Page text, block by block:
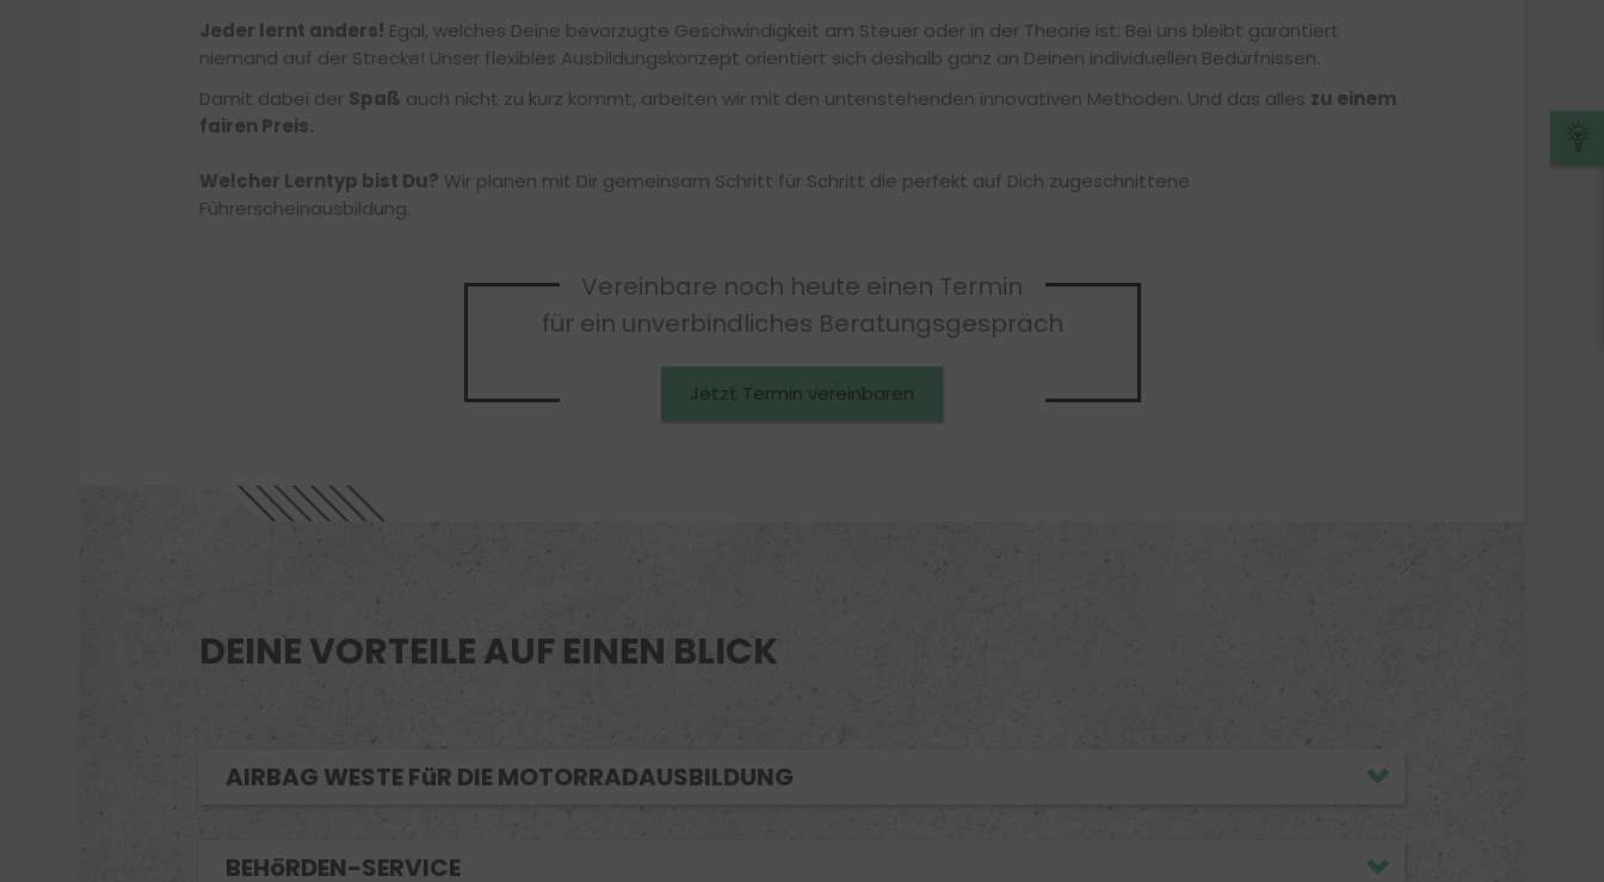
Jeder lernt anders! Egal, welches Deine bevorzugte Geschwindigkeit am Steuer oder in der Theorie ist: Bei uns bleibt garantiert
niemand auf der Strecke! Unser flexibles Ausbildungskonzept orientiert sich deshalb ganz an Deinen individuellen Bedürfnissen.
Damit dabei der Spaß auch nicht zu kurz kommt, arbeiten wir mit den untenstehenden innovativen Methoden. Und das alles zu einem
fairen Preis.
Welcher Lerntyp bist Du? Wir planen mit Dir gemeinsam Schritt für Schritt die perfekt auf Dich zugeschnittene
Führerscheinausbildung.
Vereinbare noch heute einen Termin
für ein unverbindliches Beratungsgespräch
Jetzt Termin vereinbaren
DEINE VORTEILE AUF EINEN BLICK
AIRBAG WESTE FüR DIE MOTORRADAUSBILDUNG
BEHöRDEN-SERVICE